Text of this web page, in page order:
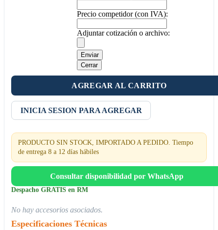
Precio competidor (con IVA):
Adjuntar cotización o archivo:
Enviar
Cerrar
AGREGAR AL CARRITO
INICIA SESION PARA AGREGAR
PRODUCTO SIN STOCK, IMPORTADO A PEDIDO. Tiempo
de entrega 8 a 12 días hábiles
Consultar disponibilidad por WhatsApp
Despacho GRATIS en RM
No hay accesorios asociados.
Especificaciones Técnicas